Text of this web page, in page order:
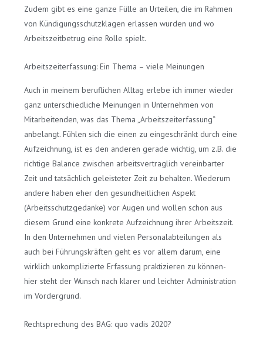
Zudem gibt es eine ganze Fülle an Urteilen, die im Rahmen
von Kündigungsschutzklagen erlassen wurden und wo
Arbeitszeitbetrug eine Rolle spielt.
Arbeitszeiterfassung: Ein Thema – viele Meinungen
Auch in meinem beruflichen Alltag erlebe ich immer wieder
ganz unterschiedliche Meinungen in Unternehmen von
Mitarbeitenden, was das Thema „Arbeitszeiterfassung“
anbelangt. Fühlen sich die einen zu eingeschränkt durch eine
Aufzeichnung, ist es den anderen gerade wichtig, um z.B. die
richtige Balance zwischen arbeitsvertraglich vereinbarter
Zeit und tatsächlich geleisteter Zeit zu behalten. Wiederum
andere haben eher den gesundheitlichen Aspekt
(Arbeitsschutzgedanke) vor Augen und wollen schon aus
diesem Grund eine konkrete Aufzeichnung ihrer Arbeitszeit.
In den Unternehmen und vielen Personalabteilungen als
auch bei Führungskräften geht es vor allem darum, eine
wirklich unkomplizierte Erfassung praktizieren zu können-
hier steht der Wunsch nach klarer und leichter Administration
im Vordergrund.
Rechtsprechung des BAG: quo vadis 2020?